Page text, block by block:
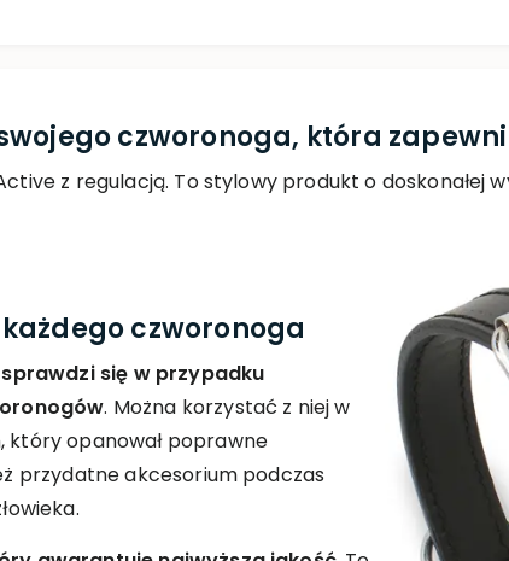
czworonoga, która
z regulacją. To stylowy produkt o doskonałej
czworonoga
sprawdzi się w przypadku
. Można korzystać z niej w
który opanował poprawne
przydatne akcesorium podczas